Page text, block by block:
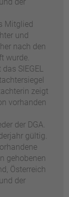
Mitglied
und
nach den
wurde.
SIEGEL
zeigt
vorhanden
der DGA.
gültig.
gehobenen
Österreich
der